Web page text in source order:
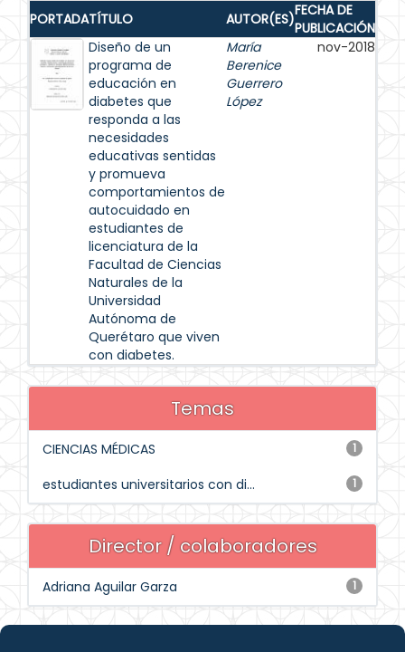
PORTADATÍTULO AUTOR(ES)FECHA DE
PUBLICACIÓN
Diseño de un
programa de
educación en
diabetes que
responda a las
necesidades
educativas sentidas
y promueva
comportamientos de
autocuidado en
estudiantes de
licenciatura de la
Facultad de Ciencias
Naturales de la
Universidad
Autónoma de
Querétaro que viven
con diabetes.
María
Berenice
Guerrero
López
nov-2018
Temas
1
CIENCIAS MÉDICAS
1
estudiantes universitarios con di...
Director / colaboradores
1
Adriana Aguilar Garza